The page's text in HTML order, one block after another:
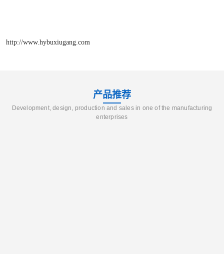
http://www.hybuxiugang.com
产品推荐
Development, design, production and sales in one of the manufacturing
enterprises